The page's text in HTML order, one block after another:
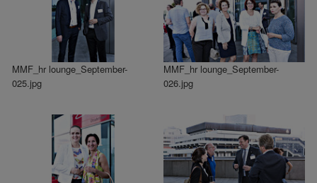
MMF_hr lounge_September-
025.jpg
MMF_hr lounge_September-
026.jpg